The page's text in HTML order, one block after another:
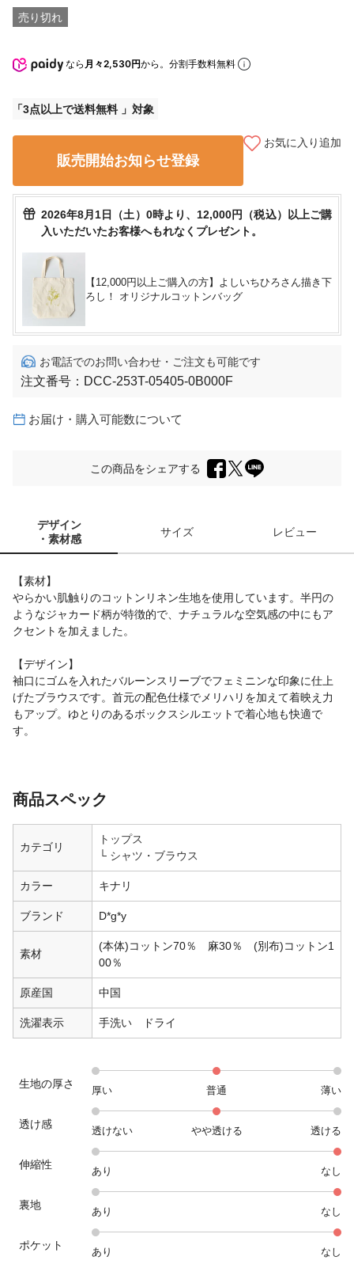
売り切れ
なら 月々2,530円から。分割手数料無料
3点以上で送料無料
販売開始お知らせ登録
お気に入り追加
2026年8月1日（土）0時より、12,000円（税込）以上ご購
入いただいたお客様へもれなくプレゼント。
【12,000円以上ご購入の方】よしいちひろさん描き下
ろし！ オリジナルコットンバッグ
お電話でのお問い合わせ・ご注文も可能です
注文番号： DCC-253T-05405-0B000F
お届け・購入可能数について
この商品をシェアする
デザイン
・素材感
サイズ レビュー
【素材】
やらかい肌触りのコットンリネン生地を使用しています。半円の
ようなジャカード柄が特徴的で、ナチュラルな空気感の中にもア
クセントを加えました。
【デザイン】
袖口にゴムを入れたバルーンスリーブでフェミニンな印象に仕上
げたブラウスです。首元の配色仕様でメリハリを加えて着映え力
もアップ。ゆとりのあるボックスシルエットで着心地も快適で
す。
商品スペック
カテゴリ
トップス
シャツ・ブラウス
カラー キナリ
ブランド D*g*y
素材
(本体)コットン70％ 麻30％ (別布)コットン1
00％
原産国 中国
洗濯表示 手洗い ドライ
生地の厚さ
厚い 普通 薄い
透け感
透けない やや透ける 透ける
伸縮性
あり なし
裏地
あり なし
ポケット
あり なし